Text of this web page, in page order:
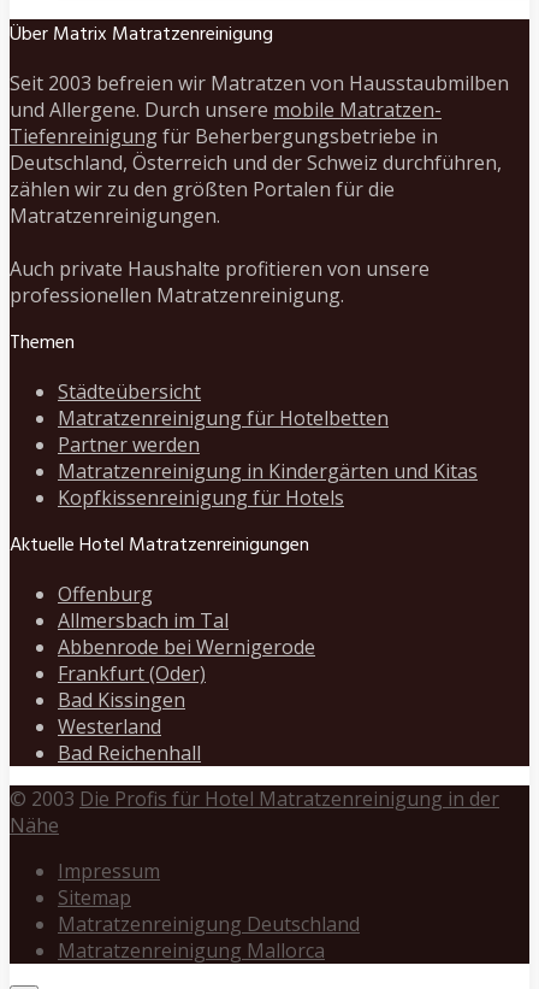
Über Matrix Matratzenreinigung
Seit 2003 befreien wir Matratzen von Hausstaubmilben
und Allergene. Durch unsere mobile Matratzen-
Tiefenreinigungfür Beherbergungsbetriebe in
Deutschland, Österreich und der Schweiz durchführen,
zählen wir zu den größten Portalen für die
Matratzenreinigungen.
Auch private Haushalte profitieren von unsere
professionellen Matratzenreinigung.
Themen
Städteübersicht
Matratzenreinigung für Hotelbetten
Partner werden
Matratzenreinigung in Kindergärten und Kitas
Kopfkissenreinigung für Hotels
Aktuelle Hotel Matratzenreinigungen
Offenburg
Allmersbach im Tal
Abbenrode bei Wernigerode
Frankfurt (Oder)
Bad Kissingen
Westerland
Bad Reichenhall
© 2003 Die Profis für Hotel Matratzenreinigung in der
Nähe
Impressum
Sitemap
Matratzenreinigung Deutschland
Matratzenreinigung Mallorca